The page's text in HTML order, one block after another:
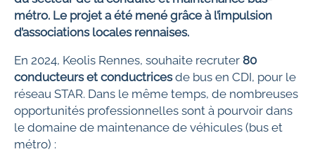
métro. Le projet a été mené grâce à l’impulsion
d’associations locales rennaises.
En 2024, Keolis Rennes, souhaite recruter 80
conducteurs et conductricesde bus en CDI, pour le
réseau STAR. Dans le même temps, de nombreuses
opportunités professionnelles sont à pourvoir dans
le domaine de maintenance de véhicules (bus et
métro) :